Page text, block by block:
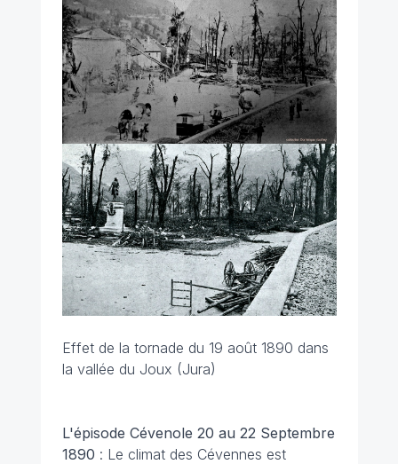
Effet de la tornade du 19 août 1890 dans
la vallée du Joux (Jura)
L'épisode Cévenole 20 au 22 Septembre
1890 : Le climat des Cévennes est